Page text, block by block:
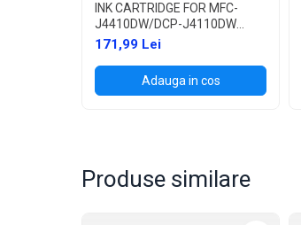
INK CARTRIDGE FOR MFC-
J4410DW/DCP-J4110DW
(1200 PAGINI)
171,99 Lei
Adauga in cos
Produse similare